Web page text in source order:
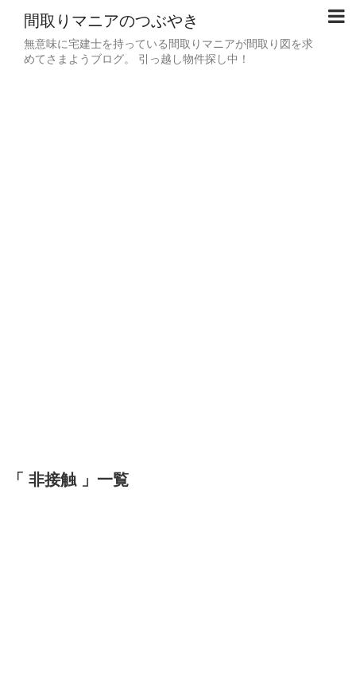
間取りマニアのつぶやき
無意味に宅建士を持っている間取りマニアが間取り図を求
めてさまようブログ。 引っ越し物件探し中！
「 非接触 」一覧